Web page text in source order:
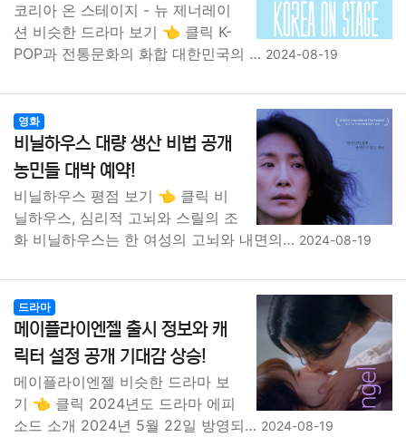
코리아 온 스테이지 - 뉴 제너레이
션 비슷한 드라마 보기 👈 클릭 K-
POP과 전통문화의 화합 대한민국의 … 2024-08-19
영화
비닐하우스 대량 생산 비법 공개
농민들 대박 예약!
비닐하우스 평점 보기 👈 클릭 비
닐하우스, 심리적 고뇌와 스릴의 조
화 비닐하우스는 한 여성의 고뇌와 내면의… 2024-08-19
드라마
메이플라이엔젤 출시 정보와 캐
릭터 설정 공개 기대감 상승!
메이플라이엔젤 비슷한 드라마 보
기 👈 클릭 2024년도 드라마 에피
소드 소개 2024년 5월 22일 방영되… 2024-08-19